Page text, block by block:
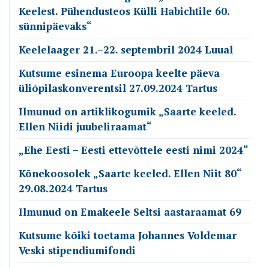
Keelest. Pühendusteos Külli Habichtile 60.
sünnipäevaks“
Keelelaager 21.–22. septembril 2024 Luual
Kutsume esinema Euroopa keelte päeva
üliõpilaskonverentsil 27.09.2024 Tartus
Ilmunud on artiklikogumik „Saarte keeled.
Ellen Niidi juubeliraamat“
„Ehe Eesti – Eesti ettevõttele eesti nimi 2024“
Kõnekoosolek „Saarte keeled. Ellen Niit 80“
29.08.2024 Tartus
Ilmunud on Emakeele Seltsi aastaraamat 69
Kutsume kõiki toetama Johannes Voldemar
Veski stipendiumifondi